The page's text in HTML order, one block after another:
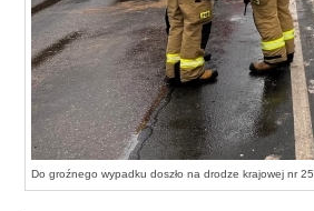
Do groźnego wypadku doszło na drodze krajowej nr 25